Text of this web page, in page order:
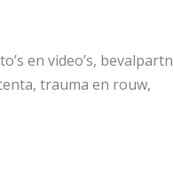
en video’s,
trauma en rouw,